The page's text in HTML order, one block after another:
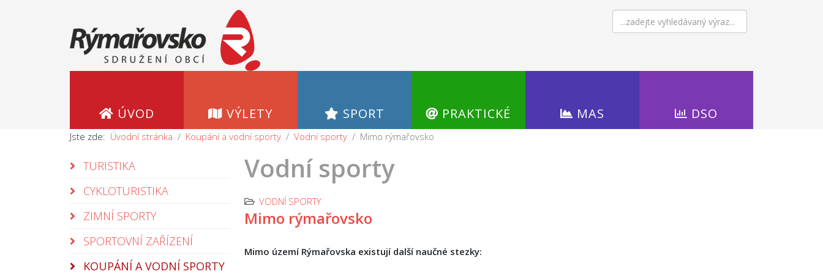
ÚVOD VÝLETY SPORT PRAKTICKÉ MAS DSO
Jste zde: Úvodní stránka Koupání a vodní sporty Vodní sporty Mimo rýmařovsko
TURISTIKA
CYKLOTURISTIKA
ZIMNÍ SPORTY
SPORTOVNÍ ZAŘÍZENÍ
KOUPÁNÍ A VODNÍ SPORTY
Vodní sporty
VODNÍ SPORTY
Mimo rýmařovsko
Mimo území Rýmařovska existují další naučné stezky: